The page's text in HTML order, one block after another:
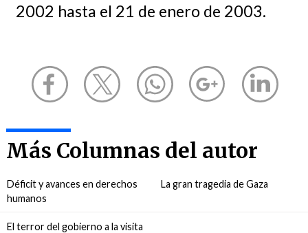
2002 hasta el 21 de enero de 2003.
Más Columnas del autor
Déficit y avances en derechos
humanos
La gran tragedia de Gaza
El terror del gobierno a la visita